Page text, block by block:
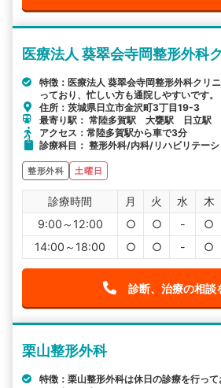
医療法人 葵翠会寺岡整形外科
特徴：医療法人 葵翠会寺岡整形外科クリ
っており、忙しい方も通院しやすいです。
住所：茨城県日立市金沢町3丁目19-3
最寄り駅： 常陸多賀駅 大甕駅 日立駅
アクセス：常陸多賀駅から車で3分
診療科目： 整形外科/内科/リハビリテー
整形外科 土曜日
診療時間 月 火 水 木
9:00～12:00
○ ○ - ○
14:00～18:00
○ ○ - ○
診断、治療の相談
栗山整形外科
特徴：栗山整形外科は休日の診療を行っ